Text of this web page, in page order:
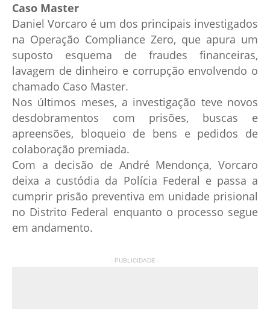
Caso Master
Daniel Vorcaro é um dos principais investigados
na Operação Compliance Zero, que apura um
suposto esquema de fraudes financeiras,
lavagem de dinheiro e corrupção envolvendo o
chamado Caso Master.
Nos últimos meses, a investigação teve novos
desdobramentos com prisões, buscas e
apreensões, bloqueio de bens e pedidos de
colaboração premiada.
Com a decisão de André Mendonça, Vorcaro
deixa a custódia da Polícia Federal e passa a
cumprir prisão preventiva em unidade prisional
no Distrito Federal enquanto o processo segue
em andamento.
- PUBLICIDADE -